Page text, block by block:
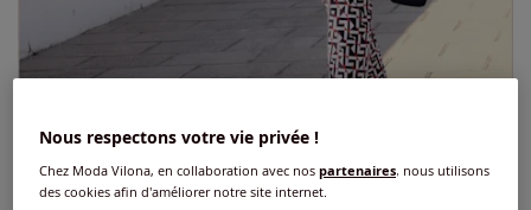
Nous respectons votre vie privée !
Chez Moda Vilona, en collaboration avec nospartenaires, nous utilisons
des cookies afin d'améliorer notre site internet.